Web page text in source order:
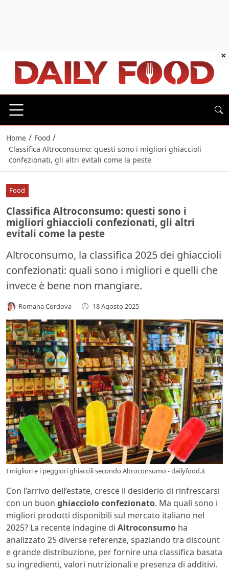
Home / Food /
Classifica Altroconsumo: questi sono i migliori ghiaccioli
confezionati, gli altri evitali come la peste
Food
Classifica Altroconsumo: questi sono i
migliori ghiaccioli confezionati, gli altri
evitali come la peste
Altroconsumo, la classifica 2025 dei ghiaccioli
confezionati: quali sono i migliori e quelli che
invece è bene non mangiare.
Romana Cordova - 18 Agosto 2025
I migliori e i peggiori ghiaccili secondo Altroconsumo - dailyfood.it
Con l’arrivo dell’estate, cresce il desiderio di rinfrescarsi
con un buon ghiacciolo confezionato. Ma quali sono i
migliori prodotti disponibili sul mercato italiano nel
2025? La recente indagine di Altroconsumo ha
analizzato 25 diverse referenze, spaziando tra discount
e grande distribuzione, per fornire una classifica basata
su ingredienti, valori nutrizionali e presenza di additivi.
×